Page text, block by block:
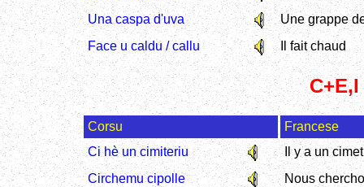
Una caspa d'uva
Une grappe
Face u caldu / callu
Il fait chaud
C+E,I
Corsu
Francese
Ci hè un cimiteriu
Il y a un
Circhemu cipolle
Nous